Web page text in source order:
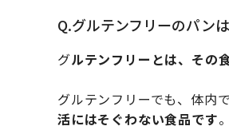
Q.グルテンフリーのパン
グルテンフリーとは、その
グルテンフリーでも、体内
活にはそぐわない食品です。